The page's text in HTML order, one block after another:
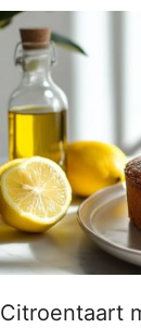
Citroentaart